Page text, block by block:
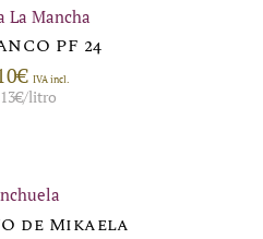
La Mancha
PF 24
€ IVA incl.
€/litro
de Mikaela